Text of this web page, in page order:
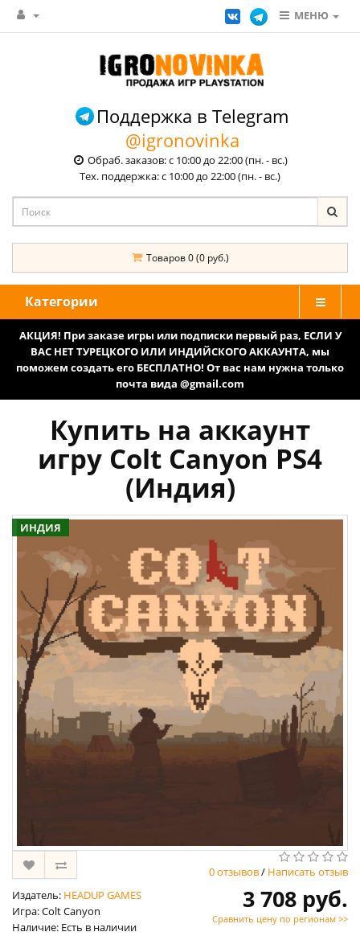
МЕНЮ
Поддержка в Telegram
@igronovinka
Обраб. заказов: с 10:00 до 22:00 (пн. - вс.)
Тех. поддержка: с 10:00 до 22:00 (пн. - вс.)
Товаров 0 (0 руб.)
Категории
АКЦИЯ! При заказе игры или подписки первый раз, ЕСЛИ У
ВАС НЕТ ТУРЕЦКОГО ИЛИ ИНДИЙСКОГО АККАУНТА, мы
поможем создать его БЕСПЛАТНО! От вас нам нужна только
почта вида @gmail.com
Купить на аккаунт
игру Colt Canyon PS4
(Индия)
ИНДИЯ
0 отзывов/ Написать отзыв
Издатель: HEADUP GAMES
Игра: Colt Canyon
Наличие: Есть в наличии
3 708 руб.
Сравнить цену по регионам >>